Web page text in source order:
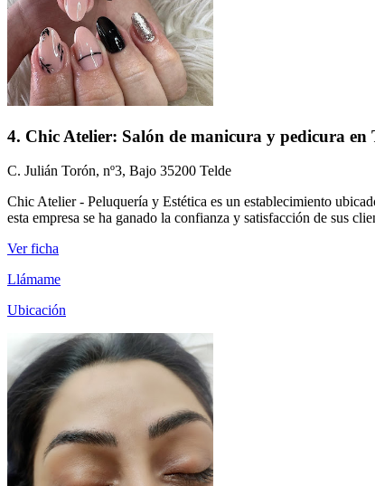
4. Chic Atelier: Salón de manicura y pedicura en
C. Julián Torón, nº3, Bajo 35200 Telde
Chic Atelier - Peluquería y Estética es un establecimiento
esta empresa se ha ganado la confianza y satisfacción de sus
Ver ficha
Llámame
Ubicación